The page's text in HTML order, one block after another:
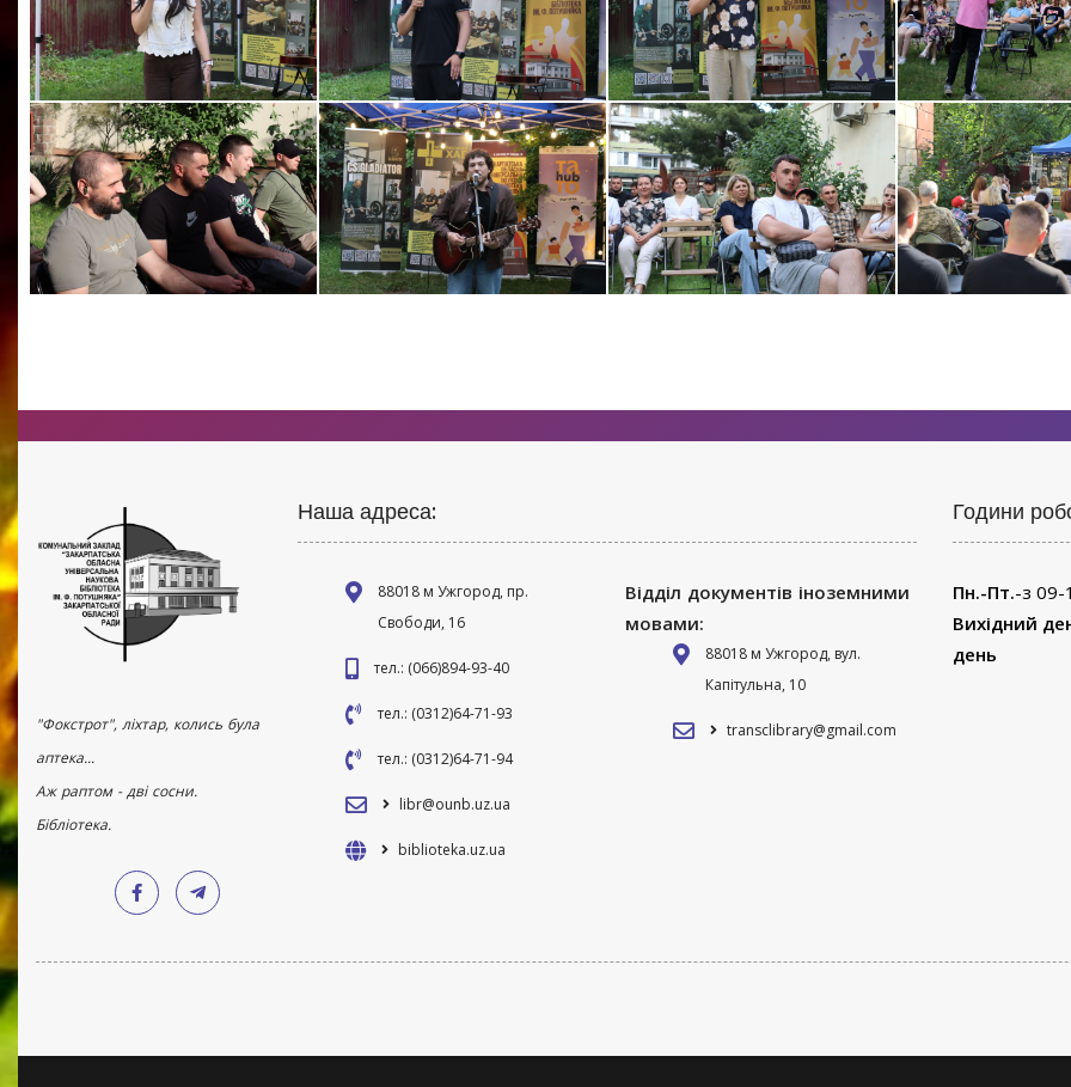
"Фокстрот", ліхтар, колись була
аптека...
Аж раптом - дві сосни.
Бібліотека.
Наша адреса:
88018 м Ужгород, пр.
Свободи, 16
тел.: (066)894-93-40
тел.: (0312)64-71-93
тел.: (0312)64-71-94
libr@ounb.uz.ua
biblioteka.uz.ua
Відділ документів іноземними
мовами:
88018 м Ужгород, вул.
Капітульна, 10
transclibrary@gmail.com
Години
Пн.-Пт.-з 09-
Вихідний
день